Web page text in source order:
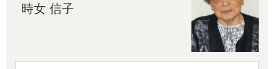
時女 信子